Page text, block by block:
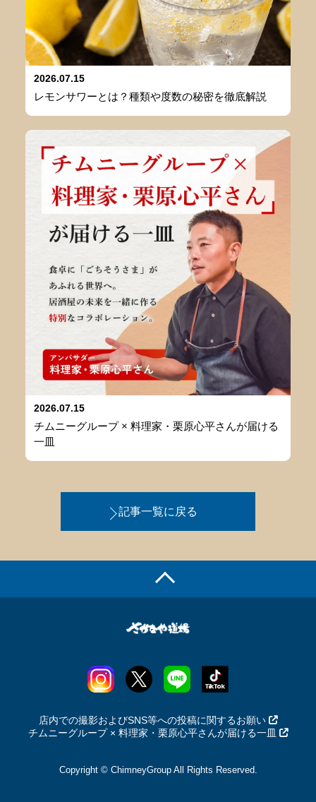
2026.07.15
レモンサワーとは？種類や度数の秘密を徹底解説
2026.07.15
チムニーグループ × 料理家・栗原心平さんが届ける
一皿
記事一覧に戻る
店内での撮影およびSNS等への投稿に関するお願い
チムニーグループ × 料理家・栗原心平さんが届ける一皿
Copyright © ChimneyGroup All Rights Reserved.